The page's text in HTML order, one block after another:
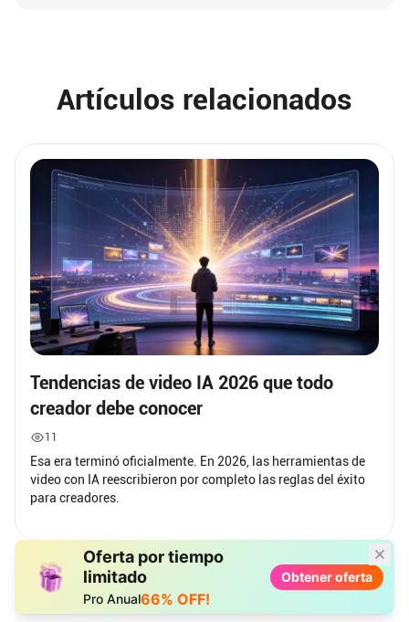
Artículos relacionados
Tendencias de video IA 2026 que todo
creador debe conocer
11
Esa era terminó oficialmente. En 2026, las herramientas de
video con IA reescribieron por completo las reglas del éxito
para creadores.
Oferta por tiempo
limitado
Pro Anual66% OFF!
Obtener oferta